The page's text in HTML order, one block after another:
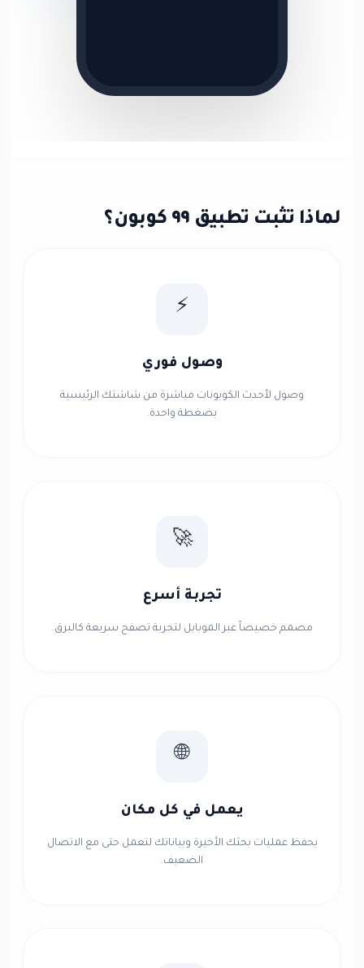
لماذا تثبت تطبيق ٩٩ كوبون؟
⚡
وصول فوري
وصول لأحدث الكوبونات مباشرة من شاشتك الرئيسية
بضغطة واحدة.
🚀
تجربة أسرع
مصمم خصيصاً عبر الموبايل لتجربة تصفح سريعة كالبرق.
🌐
يعمل في كل مكان
يحفظ عمليات بحثك الأخيرة وبياناتك لتعمل حتى مع الاتصال
الضعيف.